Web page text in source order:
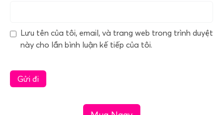
Lưu tên của tôi, email, và trang web trong trình duyệt
này cho lần bình luận kế tiếp của tôi.